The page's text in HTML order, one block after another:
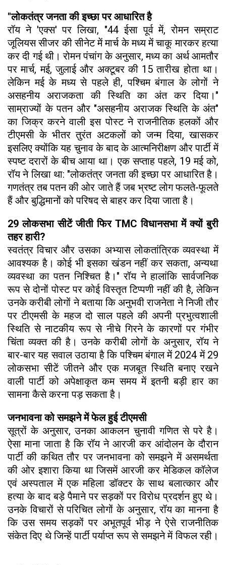
"लोकतंत्र जनता की इच्छा पर आधारित है
रॉय ने 'एक्स' पर लिखा, "44 ईसा पूर्व में, रोमन सम्राट
जूलियस सीजर की सीनेट में मार्च के मध्य में चाकू मारकर हत्या
कर दी गई थी। रोमन पंचांग के अनुसार, मध्य का अर्थ आमतौर
पर मार्च, मई, जुलाई और अक्टूबर की 15 तारीख होता था।
लेकिन मई के मध्य से पहले ही, पश्चिम बंगाल के लोगों ने
असहनीय अराजकता की स्थिति का अंत कर दिया।"
साम्राज्यों के पतन और "असहनीय अराजक स्थिति के अंत"
का जिक्र करने वाली इस पोस्ट ने राजनीतिक हलकों और
टीएमसी के भीतर तुरंत अटकलों को जन्म दिया, खासकर
इसलिए क्योंकि यह चुनाव के बाद के आत्मनिरीक्षण और पार्टी में
स्पष्ट दरारों के बीच आया था। एक सप्ताह पहले, 19 मई को,
रॉय ने लिखा था: "लोकतंत्र जनता की इच्छा पर आधारित है।
गणतंत्र तब पतन की ओर जाते हैं जब भ्रष्ट लोग फलते-फूलते
हैं और बुद्धिमानों को परिषद से बाहर कर दिया जाता है।
29 लोकसभा सीटें जीती फिर TMC विधानसभा में क्यों बुरी
तहर हारी?
स्वतंत्र विचार और उसका अभ्यास लोकतांत्रिक व्यवस्था में
आवश्यक है। कोई भी इसका खंडन नहीं कर सकता, अन्यथा
व्यवस्था का पतन निश्चित है।" रॉय ने हालांकि सार्वजनिक
रूप से दोनों पोस्ट पर कोई विस्तृत टिप्पणी नहीं की है, लेकिन
उनके करीबी लोगों ने बताया कि अनुभवी राजनेता ने निजी तौर
पर टीएमसी के महज दो साल पहले की अपनी प्रभुत्वशाली
स्थिति से नाटकीय रूप से नीचे गिरने के कारणों पर गंभीर
चिंता व्यक्त की है। उनके करीबी लोगों के अनुसार, रॉय ने
बार-बार यह सवाल उठाया है कि पश्चिम बंगाल में 2024 में 29
लोकसभा सीटें जीतने और एक मजबूत स्थिति बनाए रखने
वाली पार्टी को अपेक्षाकृत कम समय में इतनी बड़ी हार का
सामना कैसे करना पड़ सकता है।
जनभावना को समझने में फेल हुई टीएमसी
सूत्रों के अनुसार, उनका आकलन चुनावी गणित से परे है।
ऐसा माना जाता है कि रॉय ने आरजी कर आंदोलन के दौरान
पार्टी की कथित तौर पर जनभावना को समझने में असमर्थता
की ओर इशारा किया था जिसमें आरजी कर मेडिकल कॉलेज
एवं अस्पताल में एक महिला डॉक्टर के साथ बलात्कार और
हत्या के बाद बड़े पैमाने पर सड़कों पर विरोध प्रदर्शन हुए थे।
उनके विचारों से परिचित लोगों के अनुसार, रॉय का मानना ​​है
कि उस समय सड़कों पर अभूतपूर्व भीड़ ने ऐसे राजनीतिक
संकेत दिए थे जिन्हें पार्टी पर्याप्त रूप से समझने में विफल रही।